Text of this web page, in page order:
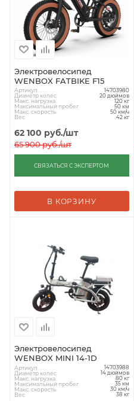
Электровелосипед
WENBOX FATBIKE F15
Артикул 14703980
Диаметр колес 20 дюймов
Макс. нагрузка 120 кг
Максимальный пробег 50 км
Макс. скорость 50 км/ч
Вес 42 кг
62 100 руб./шт
65 900руб./шт
СВЯЗАТЬСЯ С ЭКСПЕРТОМ
В КОРЗИНУ
Электровелосипед
WENBOX MINI 14-1D
Артикул 14703988
Диаметр колес 14 дюймов
Макс. нагрузка 80 кг
Максимальный пробег 35 км
Макс. скорость 30 км/ч
Вес 38 кг